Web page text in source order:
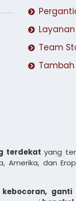
Team
Tambah
terdekat yang
Amerika, dan